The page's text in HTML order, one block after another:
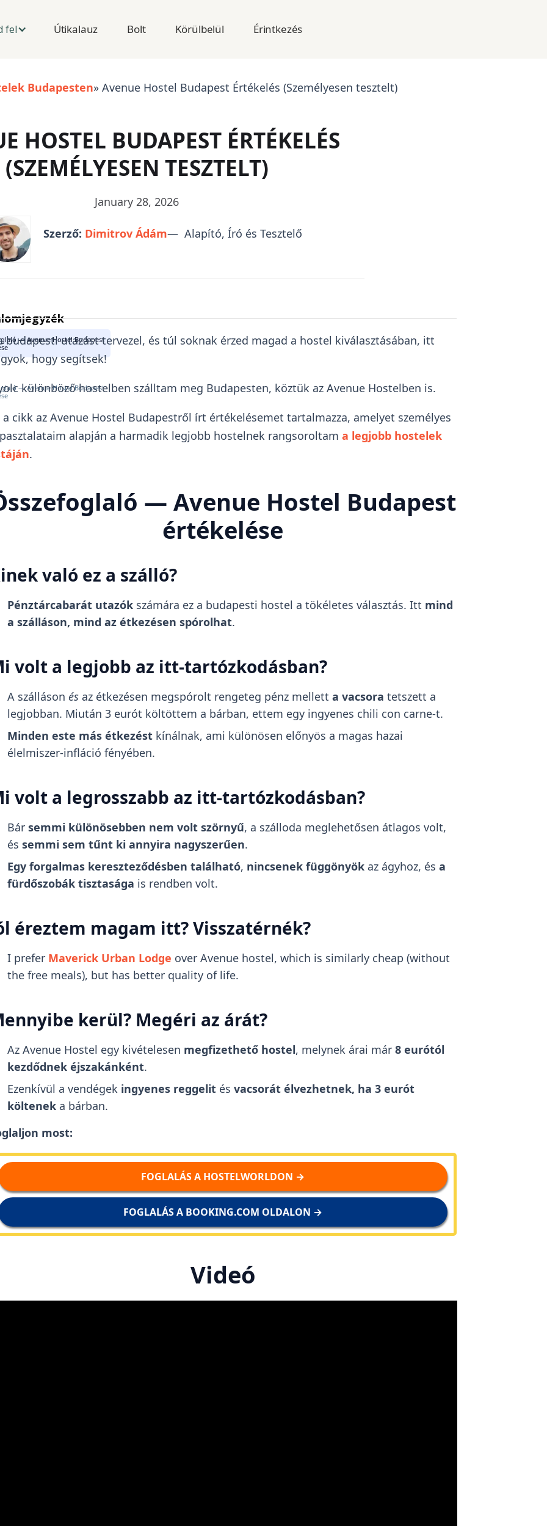
fel Útikalauz Bolt Körülbelül Érintkezés
Budapesten» Avenue Hostel Budapest Értékelés (Személyesen tesztelt)
HOSTEL BUDAPEST ÉRTÉKELÉS
(SZEMÉLYESEN TESZTELT)
January 28, 2026
Szerző: Dimitrov Ádám— Alapító, Író és Tesztelő
— Avenue Hostel Budapest
— Avenue Hostel Budapest
budapesti utazást tervezel, és túl soknak érzed magad a hostel kiválasztásában, itt
hogy segítsek!
különböző hostelben szálltam meg Budapesten, köztük az Avenue Hostelben is.
a cikk az Avenue Hostel Budapestről írt értékelésemet tartalmazza, amelyet személyes
alapján a harmadik legjobb hostelnek rangsoroltam a legjobb hostelek
.
— Avenue Hostel Budapest
értékelése
való ez a szálló?
Pénztárcabarát utazókszámára ez a budapesti hostel a tökéletes választás. Itt mind
a szálláson, mind az étkezésen spórolhat.
volt a legjobb az itt-tartózkodásban?
A szálláson ésaz étkezésen megspórolt rengeteg pénz mellett a vacsora tetszett a
legjobban. Miután 3 eurót költöttem a bárban, ettem egy ingyenes chili con carne-t.
Minden este más étkezéstkínálnak, ami különösen előnyös a magas hazai
élelmiszer-infláció fényében.
volt a legrosszabb az itt-tartózkodásban?
Bár semmi különösebben nem volt szörnyű, a szálloda meglehetősen átlagos volt,
és semmi sem tűnt ki annyira nagyszerűen.
Egy forgalmas kereszteződésben található, nincsenek függönyökaz ágyhoz, és a
fürdőszobák tisztasága is rendben volt.
éreztem magam itt? Visszatérnék?
I prefer Maverick Urban Lodge over Avenue hostel, which is similarly cheap (without
the free meals), but has better quality of life.
kerül? Megéri az árát?
Az Avenue Hostel egy kivételesen megfizethető hostel, melynek árai már 8 eurótól
kezdődnek éjszakánként.
Ezenkívül a vendégek ingyenes reggelités vacsorát élvezhetnek, ha 3 eurót
költeneka bárban.
most:
FOGLALÁS A HOSTELWORLDON →
FOGLALÁS A BOOKING.COM OLDALON →
Videó